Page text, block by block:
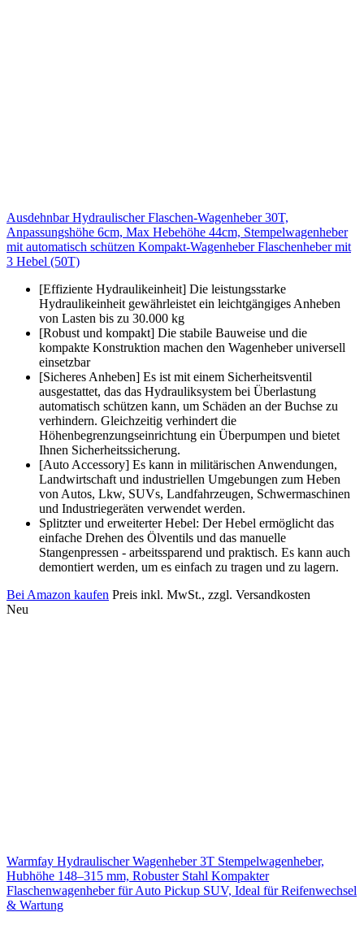
Ausdehnbar Hydraulischer Flaschen-Wagenheber 30T,
Anpassungshöhe 6cm, Max Hebehöhe 44cm, Stempelwagenheber
mit automatisch schützen Kompakt-Wagenheber Flaschenheber mit
3 Hebel (50T)
[Effiziente Hydraulikeinheit] Die leistungsstarke
Hydraulikeinheit gewährleistet ein leichtgängiges Anheben
von Lasten bis zu 30.000 kg
[Robust und kompakt] Die stabile Bauweise und die
kompakte Konstruktion machen den Wagenheber universell
einsetzbar
[Sicheres Anheben] Es ist mit einem Sicherheitsventil
ausgestattet, das das Hydrauliksystem bei Überlastung
automatisch schützen kann, um Schäden an der Buchse zu
verhindern. Gleichzeitig verhindert die
Höhenbegrenzungseinrichtung ein Überpumpen und bietet
Ihnen Sicherheitssicherung.
[Auto Accessory] Es kann in militärischen Anwendungen,
Landwirtschaft und industriellen Umgebungen zum Heben
von Autos, Lkw, SUVs, Landfahrzeugen, Schwermaschinen
und Industriegeräten verwendet werden.
Splitzter und erweiterter Hebel: Der Hebel ermöglicht das
einfache Drehen des Ölventils und das manuelle
Stangenpressen - arbeitssparend und praktisch. Es kann auch
demontiert werden, um es einfach zu tragen und zu lagern.
Bei Amazon kaufen Preis inkl. MwSt., zzgl. Versandkosten
Neu
Warmfay Hydraulischer Wagenheber 3T Stempelwagenheber,
Hubhöhe 148–315 mm, Robuster Stahl Kompakter
Flaschenwagenheber für Auto Pickup SUV, Ideal für Reifenwechsel
& Wartung